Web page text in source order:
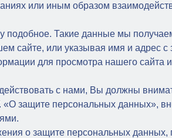
или иным образом
подобное. Такие данные мы
сайте, или указывая имя и адрес с
для просмотра нашего сайта
с нами, Вы должны
«О защите персональных данных»,
о защите персональных данных,